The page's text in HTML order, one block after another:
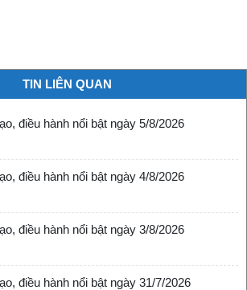
TIN LIÊN QUAN
điều hành nổi bật ngày 5/8/2026
điều hành nổi bật ngày 4/8/2026
điều hành nổi bật ngày 3/8/2026
điều hành nổi bật ngày 31/7/2026